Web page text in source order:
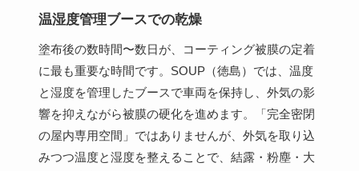
温湿度管理ブースでの乾燥
塗布後の数時間〜数日が、コーティング被膜の定着
に最も重要な時間です。SOUP（徳島）では、温度
と湿度を管理したブースで車両を保持し、外気の影
響を抑えながら被膜の硬化を進めます。「完全密閉
の屋内専用空間」ではありませんが、外気を取り込
みつつ温度と湿度を整えることで、結露・粉塵・大